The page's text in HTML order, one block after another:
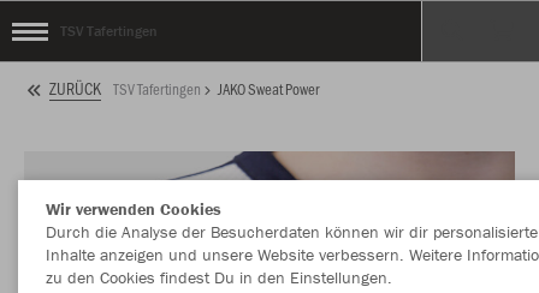
TSV Tafertingen
ZURÜCK TSV Tafertingen JAKO Sweat Power
Wir verwenden Cookies
Durch die Analyse der Besucherdaten können wir dir personalisierte
Inhalte anzeigen und unsere Website verbessern. Weitere
zu den Cookies findest Du in den Einstellungen.